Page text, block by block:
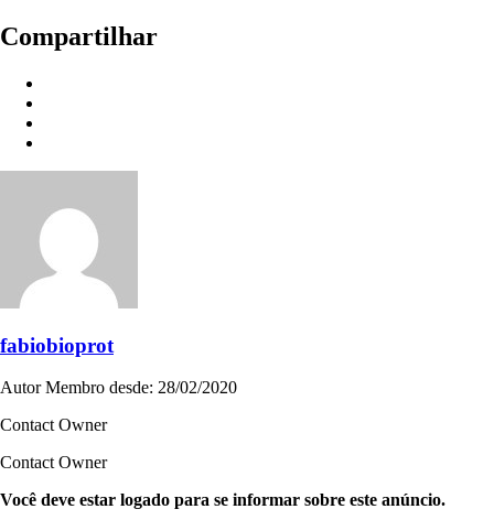
Compartilhar
fabiobioprot
Autor Membro desde: 28/02/2020
Contact Owner
Contact Owner
Você deve estar logado para se informar sobre este anúncio.